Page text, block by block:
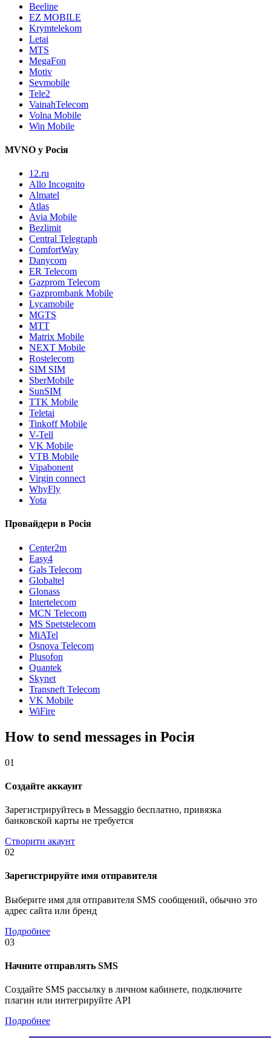
Beeline
EZ MOBILE
Krymtelekom
Letai
MTS
MegaFon
Motiv
Sevmobile
Tele2
VainahTelecom
Volna Mobile
Win Mobile
MVNO у Росія
12.ru
Allo Incognito
Almatel
Atlas
Avia Mobile
Bezlimit
Central Telegraph
ComfortWay
Danycom
ER Telecom
Gazprom Telecom
Gazprombank Mobile
Lycamobile
MGTS
MTT
Matrix Mobile
NEXT Mobile
Rostelecom
SIM SIM
SberMobile
SunSIM
TTK Mobile
Teletai
Tinkoff Mobile
V-Tell
VK Mobile
VTB Mobile
Vipabonent
Virgin connect
WhyFly
Yota
Провайдери в Росія
Center2m
Easy4
Gals Telecom
Globaltel
Glonass
Intertelecom
MCN Telecom
MS Spetstelecom
MiATel
Osnova Telecom
Plusofon
Quantek
Skynet
Transneft Telecom
VK Mobile
WiFire
How to send messages in Росія
01
Создайте аккаунт
Зарегистрируйтесь в Messaggio бесплатно, привязка
банковской карты не требуется
Створити акаунт
02
Зарегистрируйте имя отправителя
Выберите имя для отправителя SMS сообщений, обычно это
адрес сайта или бренд
Подробнее
03
Начните отправлять SMS
Создайте SMS рассылку в личном кабинете, подключите
плагин или интегрируйте API
Подробнее